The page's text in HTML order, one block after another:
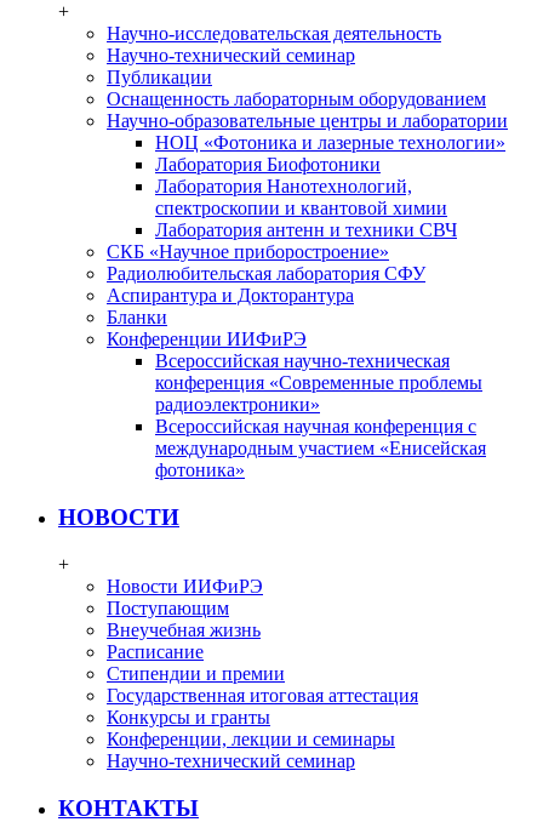
+
Научно-исследовательская деятельность
Научно-технический семинар
Публикации
Оснащенность лабораторным оборудованием
Научно-образовательные центры и лаборатории
НОЦ «Фотоника и лазерные технологии»
Лаборатория Биофотоники
Лаборатория Нанотехнологий,
спектроскопии и квантовой химии
Лаборатория антенн и техники СВЧ
СКБ «Научное приборостроение»
Радиолюбительская лаборатория СФУ
Аспирантура и Докторантура
Бланки
Конференции ИИФиРЭ
Всероссийская научно-техническая
конференция «Современные проблемы
радиоэлектроники»
Всероссийская научная конференция с
международным участием «Енисейская
фотоника»
НОВОСТИ
+
Новости ИИФиРЭ
Поступающим
Внеучебная жизнь
Расписание
Стипендии и премии
Государственная итоговая аттестация
Конкурсы и гранты
Конференции, лекции и семинары
Научно-технический семинар
КОНТАКТЫ